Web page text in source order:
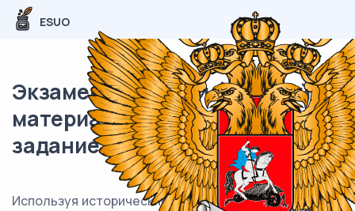
ESUO
Экзаменационный (типовой)
материал ЕГЭ / История / 21
задание (24) / 55
Используя исторические знания, приведите